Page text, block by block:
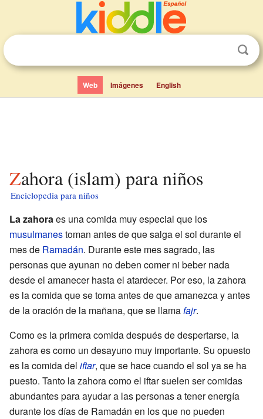
Web Imágenes English
Zahora (islam) para niños
Enciclopedia para niños
La zahoraes una comida muy especial que los
musulmanestoman antes de que salga el sol durante el
mes de Ramadán. Durante este mes sagrado, las
personas que ayunan no deben comer ni beber nada
desde el amanecer hasta el atardecer. Por eso, la zahora
es la comida que se toma antes de que amanezca y antes
de la oración de la mañana, que se llamafajr.
Como es la primera comida después de despertarse, la
zahora es como un desayuno muy importante. Su opuesto
es la comida del iftar, que se hace cuando el sol ya se ha
puesto. Tanto la zahora como el iftar suelen ser comidas
abundantes para ayudar a las personas a tener energía
durante los días de Ramadán en los que no pueden